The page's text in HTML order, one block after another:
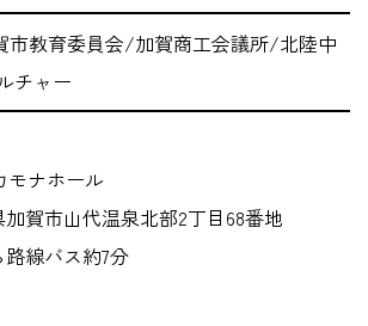
市教育委員会/加賀商工会議所/北陸中
チャー
モナホール
加賀市山代温泉北部2丁目68番地
線バス約7分